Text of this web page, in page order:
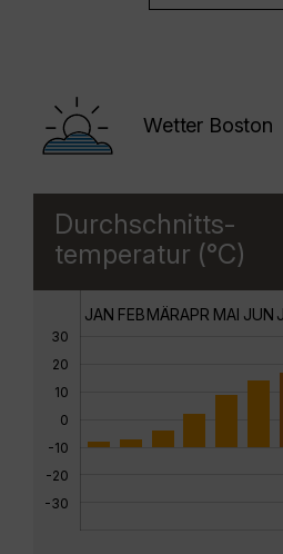
Wetter Boston
Durchschnitts-
temperatur (°C)
30
20
10
0
-10
-20
-30
JAN FEBMÄRAPR MAI JUN